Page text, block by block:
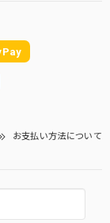
お支払い方法について